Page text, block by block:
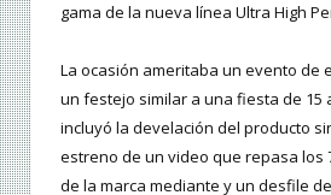
gama de la nueva línea Ultra High
La ocasión ameritaba un evento de
un festejo similar a una fiesta de 15
incluyó la develación del producto
estreno de un video que repasa los
de la marca mediante y un desfile